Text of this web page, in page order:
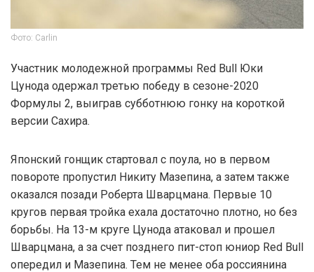
Фото: Carlin
Участник молодежной программы Red Bull Юки
Цунода одержал третью победу в сезоне-2020
Формулы 2, выиграв субботнюю гонку на короткой
версии Сахира.
Японский гонщик стартовал с поула, но в первом
повороте пропустил Никиту Мазепина, а затем также
оказался позади Роберта Шварцмана. Первые 10
кругов первая тройка ехала достаточно плотно, но без
борьбы. На 13-м круге Цунода атаковал и прошел
Шварцмана, а за счет позднего пит-стоп юниор Red Bull
опередил и Мазепина. Тем не менее оба россиянина